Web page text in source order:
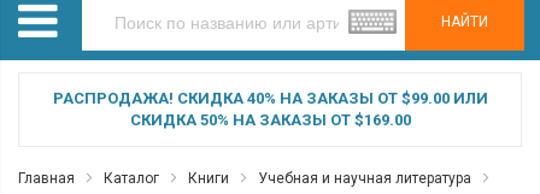
НАЙТИ
РАСПРОДАЖА! СКИДКА 40% НА ЗАКАЗЫ ОТ $99.00 ИЛИ
СКИДКА 50% НА ЗАКАЗЫ ОТ $169.00
Главная Каталог Книги
Учебная и научная литература